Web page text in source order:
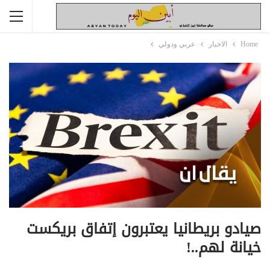
Home الاخبار عربي ودولي
صيادو بريطانيا يعتبرون إتفاق بريكست
خيانة لهم..!